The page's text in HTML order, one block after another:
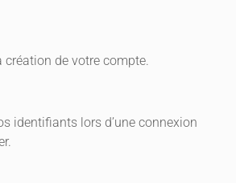
création de votre compte.
identifiants lors d’une connexion